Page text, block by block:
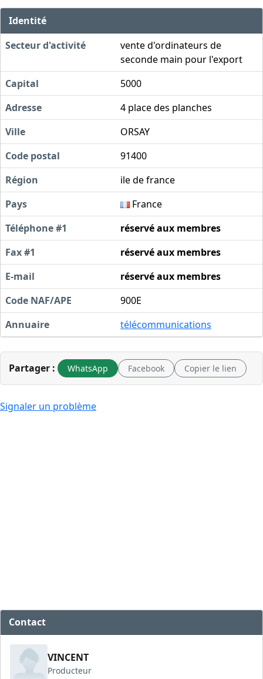
Identité
Secteur d'activité
vente d'ordinateurs de
seconde main pour l'export
Capital
5000
Adresse
4 place des planches
Ville
ORSAY
Code postal
91400
Région
ile de france
Pays
France
Téléphone #1
réservé aux membres
Fax #1
réservé aux membres
E-mail
réservé aux membres
Code NAF/APE
900E
Annuaire
télécommunications
Partager : WhatsApp Facebook Copier le lien
Signaler un problème
Contact
VINCENT
Producteur